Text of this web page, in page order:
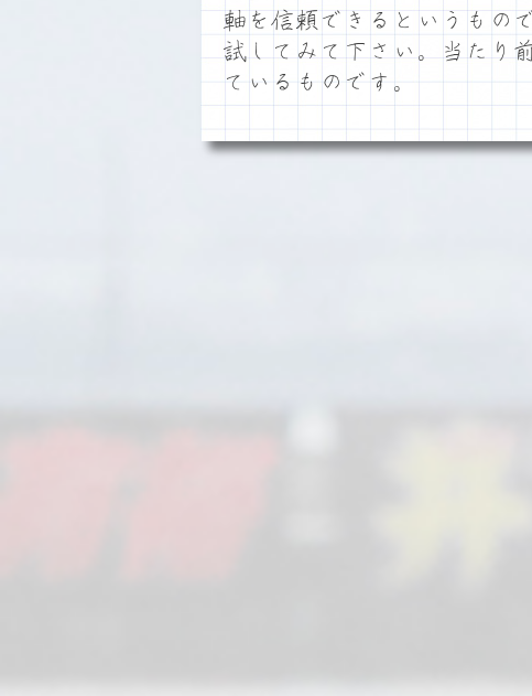
軸を信頼できるというもの
試してみて下さい。当たり
ているものです。